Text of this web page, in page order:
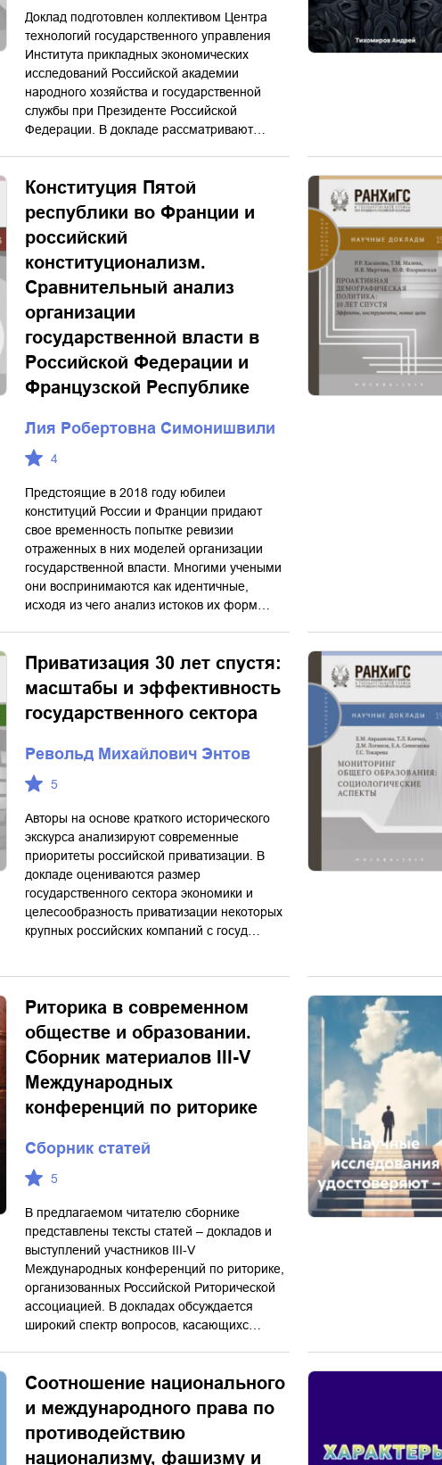
Доклад подготовлен коллективом Центра
технологий государственного управления
Института прикладных экономических
исследований Российской академии
народного хозяйства и государственной
службы при Президенте Российской
Федерации. В докладе рассматривают…
Конституция Пятой
республики во Франции и
российский
конституционализм.
Сравнительный анализ
организации
государственной власти в
Российской Федерации и
Французской Республике
Лия Робертовна Симонишвили
4
Предстоящие в 2018 году юбилеи
конституций России и Франции придают
свое временность попытке ревизии
отраженных в них моделей организации
государственной власти. Многими учеными
они воспринимаются как идентичные,
исходя из чего анализ истоков их форм…
Приватизация 30 лет спустя:
масштабы и эффективность
государственного сектора
Револьд Михайлович Энтов
5
Авторы на основе краткого исторического
экскурса анализируют современные
приоритеты российской приватизации. В
докладе оцениваются размер
государственного сектора экономики и
целесообразность приватизации некоторых
крупных российских компаний с госуд…
Риторика в современном
обществе и образовании.
Сборник материалов III-V
Международных
конференций по риторике
Сборник статей
5
В предлагаемом читателю сборнике
представлены тексты статей – докладов и
выступлений участников III-V
Международных конференций по риторике,
организованных Российской Риторической
ассоциацией. В докладах обсуждается
широкий спектр вопросов, касающихс…
Соотношение национального
и международного права по
противодействию
национализму, фашизму и